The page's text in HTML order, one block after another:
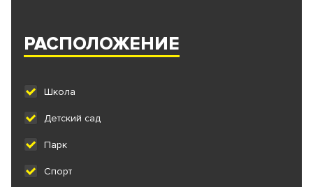
РАСПОЛОЖЕНИЕ
Школа
Детский сад
Парк
Спорт